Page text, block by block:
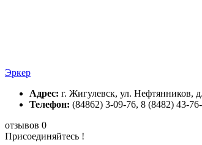
Эркер
Адрес: г. Жигулевск, ул. Нефтянников,
Телефон: (84862) 3-09-76, 8 (8482) 43-
отзывов 0
Присоединяйтесь !